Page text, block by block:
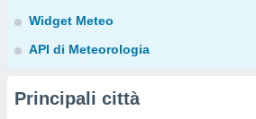
Widget Meteo
API di Meteorologia
Principali città